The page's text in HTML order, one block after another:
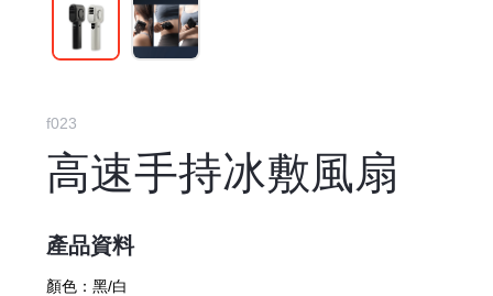
f023
高速手持冰敷風扇
產品資料
顏色： 黑/白